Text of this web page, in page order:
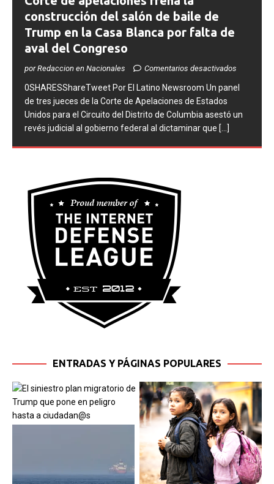
Corte de apelaciones frena la
construcción del salón de baile de
Trump en la Casa Blanca por falta de
aval del Congreso
por Redaccion en Nacionales
0SHARESShareTweet ​Por El Latino Newsroom Un panel
de tres jueces de la Corte de Apelaciones de Estados
Unidos para el Circuito del Distrito de Columbia asestó un
revés judicial al gobierno federal al dictaminar que [...]